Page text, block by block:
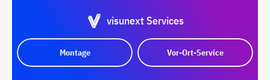
visunext Services
Montage Vor-Ort-Service